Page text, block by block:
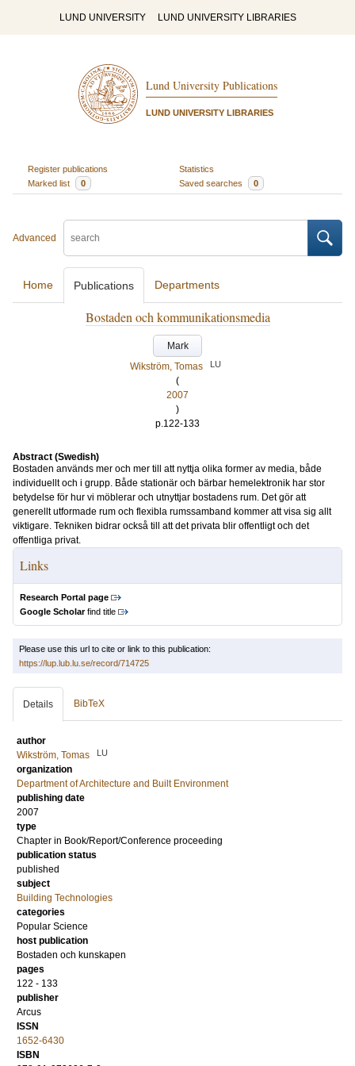
LUND UNIVERSITY LUND UNIVERSITY LIBRARIES
Lund University Publications
LUND UNIVERSITY LIBRARIES
Register publications
Statistics
Marked list
0 Saved searches 0
Advanced
Home Publications Departments
Bostaden och kommunikationsmedia
Mark
Wikström, Tomas
LU
(
2007
)
p.122-133
Abstract (Swedish)
Bostaden används mer och mer till att nyttja olika former av media, både
individuellt och i grupp. Både stationär och bärbar hemelektronik har stor
betydelse för hur vi möblerar och utnyttjar bostadens rum. Det gör att
generellt utformade rum och flexibla rumssamband kommer att visa sig allt
viktigare. Tekniken bidrar också till att det privata blir offentligt och det
offentliga privat.
Links
Research Portal page
Google Scholarfind title
Please use this url to cite or link to this publication:
https://lup.lub.lu.se/record/714725
Details BibTeX
author
Wikström, Tomas
LU
organization
Department of Architecture and Built Environment
publishing date
2007
type
Chapter in Book/Report/Conference proceeding
publication status
published
subject
Building Technologies
categories
Popular Science
host publication
Bostaden och kunskapen
pages
122 - 133
publisher
Arcus
ISSN
1652-6430
ISBN